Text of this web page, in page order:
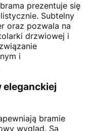
prezentuje się
Subtelny
oraz pozwala na
drzwiowej i
i
eleganckiej
bramie
wygląd. Są